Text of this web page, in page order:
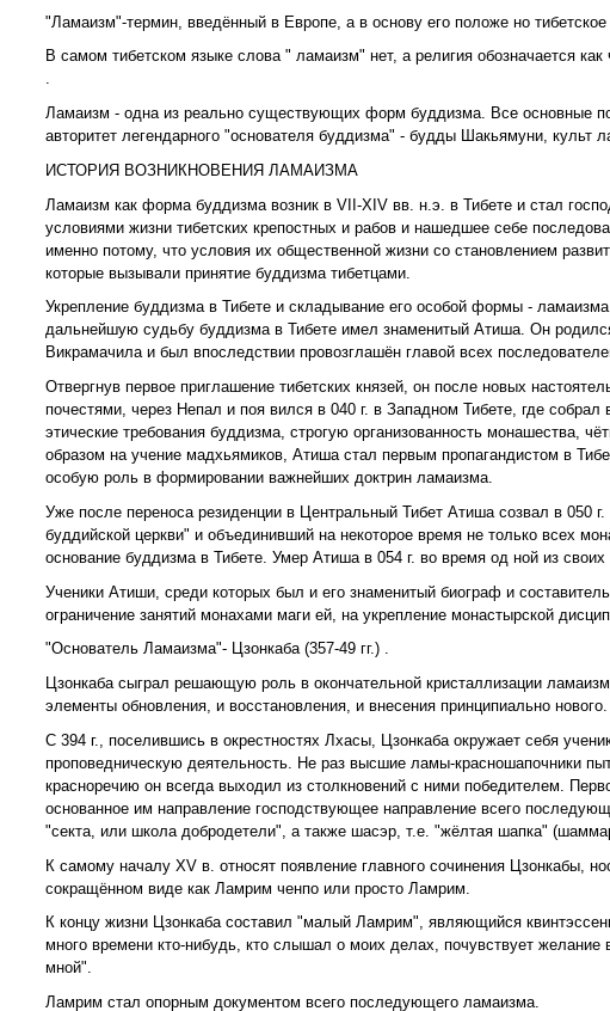
"Ламаизм"-термин, введённый в Европе, а в основу его положе но
В самом тибетском языке слова " ламаизм" нет, а религия обозначается
.
Ламаизм - одна из реально существующих форм буддизма. Все основные
авторитет легендарного "основателя буддизма" - будды Шакьямуни, культ
ИСТОРИЯ ВОЗНИКНОВЕНИЯ ЛАМАИЗМА
Ламаизм как форма буддизма возник в VII-XIV вв. н.э. в Тибете и стал
условиями жизни тибетских крепостных и рабов и нашедшее себе
именно потому, что условия их общественной жизни со становлением
которые вызывали принятие буддизма тибетцами.
Укрепление буддизма в Тибете и складывание его особой формы -
дальнейшую судьбу буддизма в Тибете имел знаменитый Атиша. Он
Викрамачила и был впоследствии провозглашён главой всех
Отвергнув первое приглашение тибетских князей, он после новых
почестями, через Непал и поя вился в 040 г. в Западном Тибете, где
этические требования буддизма, строгую организованность монашества,
образом на учение мадхьямиков, Атиша стал первым пропагандистом в
особую роль в формировании важнейших доктрин ламаизма.
Уже после переноса резиденции в Центральный Тибет Атиша созвал в 050
буддийской церкви" и объединивший на некоторое время не только всех
основание буддизма в Тибете. Умер Атиша в 054 г. во время од ной из своих
Ученики Атиши, среди которых был и его знаменитый биограф и
ограничение занятий монахами маги ей, на укрепление монастырской
"Основатель Ламаизма"- Цзонкаба (357-49 гг.) .
Цзонкаба сыграл решающую роль в окончательной кристаллизации
элементы обновления, и восстановления, и внесения принципиально нового.
С 394 г., поселившись в окрестностях Лхасы, Цзонкаба окружает себя
проповедническую деятельность. Не раз высшие ламы-красношапочники
красноречию он всегда выходил из столкновений с ними победителем.
основанное им направление господствующее направление всего
"секта, или школа добродетели", а также шасэр, т.е. "жёлтая шапка"
К самому началу XV в. относят появление главного сочинения Цзонкабы,
сокращённом виде как Ламрим ченпо или просто Ламрим.
К концу жизни Цзонкаба составил "малый Ламрим", являющийся
много времени кто-нибудь, кто слышал о моих делах, почувствует желание
мной".
Ламрим стал опорным документом всего последующего ламаизма.